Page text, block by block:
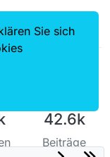
Java
42.6k
Beiträge
Sie sich